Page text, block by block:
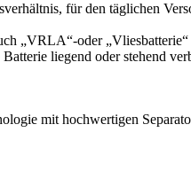
für den täglichen
„VRLA“-oder „Vliesbatterie“
liegend oder stehend
mit hochwertigen